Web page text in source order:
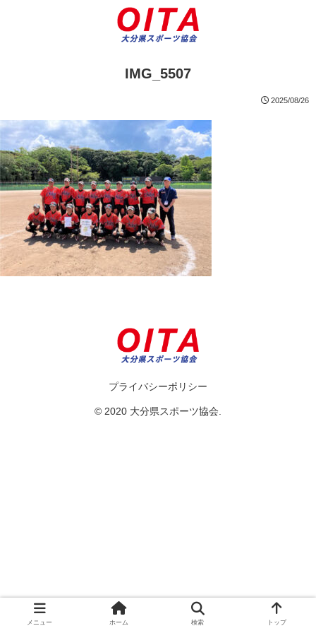
IMG_5507
2025/08/26
プライバシーポリシー
© 2020 大分県スポーツ協会.
メニュー ホーム 検索 トップ